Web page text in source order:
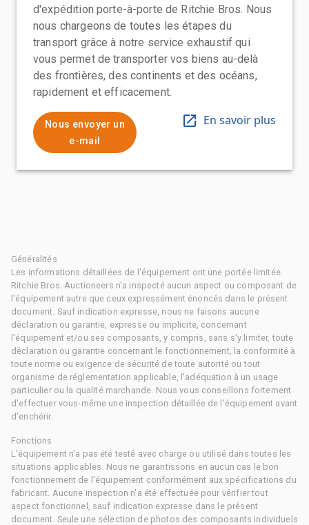
d'expédition porte-à-porte de Ritchie Bros. Nous
nous chargeons de toutes les étapes du
transport grâce à notre service exhaustif qui
vous permet de transporter vos biens au-delà
des frontières, des continents et des océans,
rapidement et efficacement.
Nous envoyer un
e-mail
En savoir plus
Généralités
Les informations détaillées de l'équipement ont une portée limitée.
Ritchie Bros. Auctioneers n'a inspecté aucun aspect ou composant de
l'équipement autre que ceux expressément énoncés dans le présent
document. Sauf indication expresse, nous ne faisons aucune
déclaration ou garantie, expresse ou implicite, concernant
l'équipement et/ou ses composants, y compris, sans s'y limiter, toute
déclaration ou garantie concernant le fonctionnement, la conformité à
toute norme ou exigence de sécurité de toute autorité ou tout
organisme de réglementation applicable, l'adéquation à un usage
particulier ou la qualité marchande. Nous vous conseillons fortement
d'effectuer vous-même une inspection détaillée de l'équipement avant
d'enchérir.
Fonctions
L'équipement n'a pas été testé avec charge ou utilisé dans toutes les
situations applicables. Nous ne garantissons en aucun cas le bon
fonctionnement de l'équipement conformément aux spécifications du
fabricant. Aucune inspection n'a été effectuée pour vérifier tout
aspect fonctionnel, sauf indication expresse dans le présent
document. Seule une sélection de photos des composants individuels